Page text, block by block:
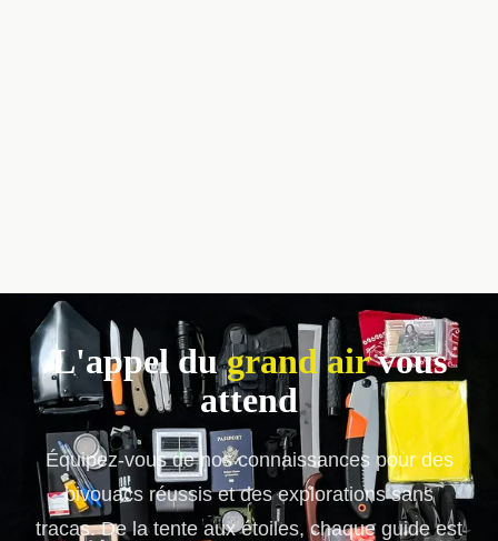
L'appel dugrand airvous
attend
Équipez-vous de nos connaissances pour des
bivouacs réussis et des explorations sans
tracas. De la tente aux étoiles, chaque guide est